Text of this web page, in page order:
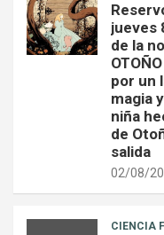
jueves
de la
por un
magia
niña
de
salida
02/08/
CIENCIA